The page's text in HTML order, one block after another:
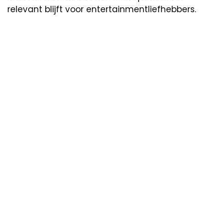
relevant blijft voor entertainmentliefhebbers.